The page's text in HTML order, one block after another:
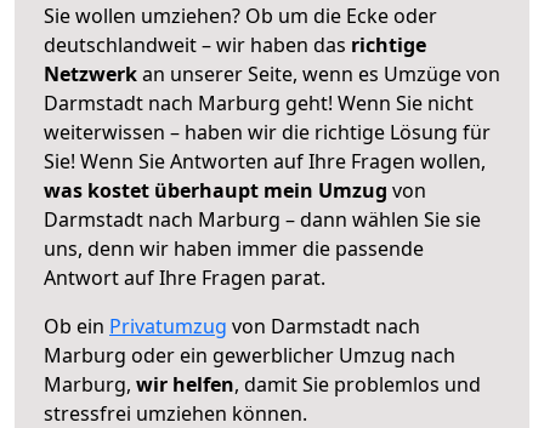
Sie wollen umziehen? Ob um die Ecke oder
deutschlandweit – wir haben das richtige
Netzwerkan unserer Seite, wenn es Umzüge von
Darmstadt nach Marburg geht! Wenn Sie nicht
weiterwissen – haben wir die richtige Lösung für
Sie! Wenn Sie Antworten auf Ihre Fragen wollen,
was kostet überhaupt mein Umzug von
Darmstadt nach Marburg – dann wählen Sie sie
uns, denn wir haben immer die passende
Antwort auf Ihre Fragen parat.
Ob ein Privatumzug von Darmstadt nach
Marburg oder ein gewerblicher Umzug nach
Marburg, wir helfen, damit Sie problemlos und
stressfrei umziehen können.